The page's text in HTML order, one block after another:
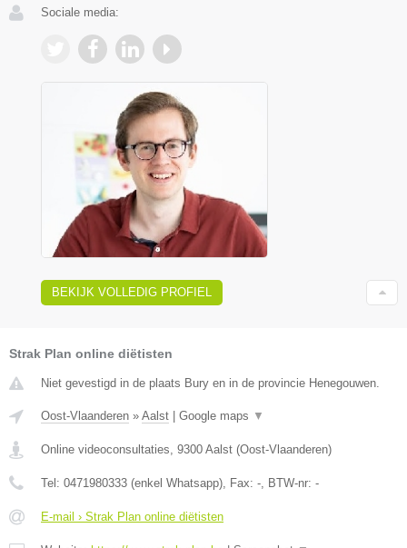
Sociale media:
BEKIJK VOLLEDIG PROFIEL
Strak Plan online diëtisten
Niet gevestigd in de plaats Bury en in de provincie Henegouwen.
Oost-Vlaanderen » Aalst Google maps ▼
Online videoconsultaties, 9300 Aalst (Oost-Vlaanderen)
Tel: 0471980333 (enkel Whatsapp), Fax: -, BTW-nr: -
E-mail › Strak Plan online diëtisten